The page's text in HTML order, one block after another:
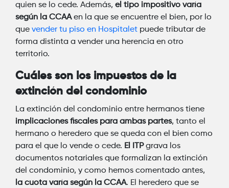
quien se lo cede. Además, el tipo impositivo varía
según la CCAAen la que se encuentre el bien, por lo
que vender tu piso en Hospitalet puede tributar de
forma distinta a vender una herencia en otro
territorio.
Cuáles son los impuestos de la
extinción del condominio
La extinción del condominio entre hermanos tiene
implicaciones fiscales para ambas partes, tanto el
hermano o heredero que se queda con el bien como
para el que lo vende o cede. El ITPgrava los
documentos notariales que formalizan la extinción
del condominio, y como hemos comentado antes,
la cuota varía según la CCAA. El heredero que se